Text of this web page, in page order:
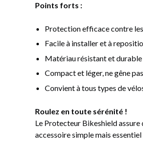
Points forts :
Protection efficace contre
Facile à installer et à
Matériau résistant et durable
Compact et léger, ne gêne
Convient à tous types de
Roulez en toute sérénité !
Le Protecteur Bikeshield
accessoire simple mais